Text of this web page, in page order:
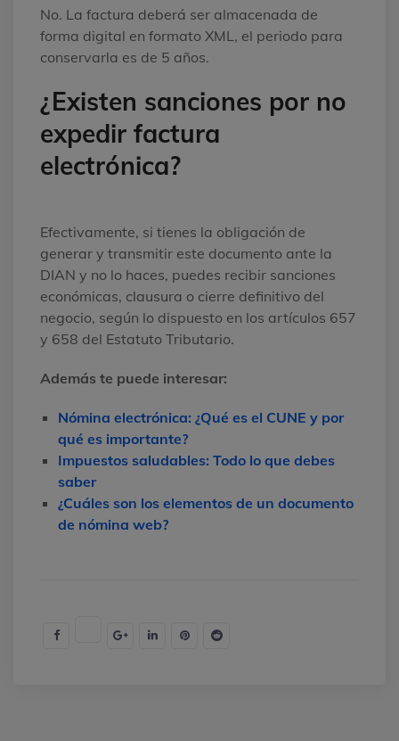
No. La factura deberá ser almacenada de
forma digital en formato XML, el periodo para
conservarla es de 5 años.
¿Existen sanciones por no
expedir factura
electrónica?
Efectivamente, si tienes la obligación de
generar y transmitir este documento ante la
DIAN y no lo haces, puedes recibir sanciones
económicas, clausura o cierre definitivo del
negocio, según lo dispuesto en los artículos 657
y 658 del Estatuto Tributario.
Además te puede interesar:
Nómina electrónica: ¿Qué es el CUNE y por
qué es importante?
Impuestos saludables: Todo lo que debes
saber
¿Cuáles son los elementos de un documento
de nómina web?